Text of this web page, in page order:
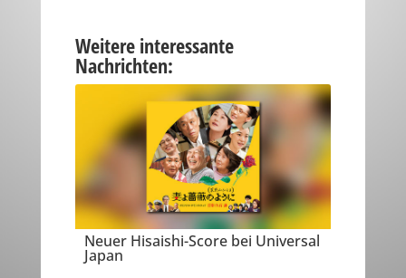
Weitere interessante
Nachrichten:
Neuer Hisaishi-Score bei Universal
Japan